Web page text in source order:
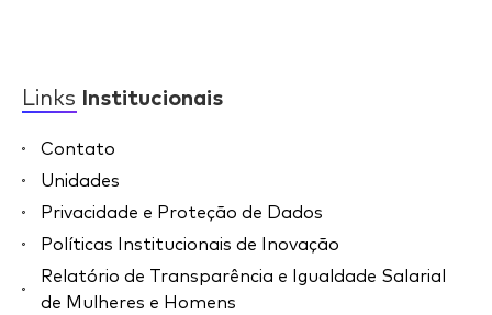
Links Institucionais
Contato
Unidades
Privacidade e Proteção de Dados
Políticas Institucionais de Inovação
Relatório de Transparência e Igualdade Salarial
de Mulheres e Homens